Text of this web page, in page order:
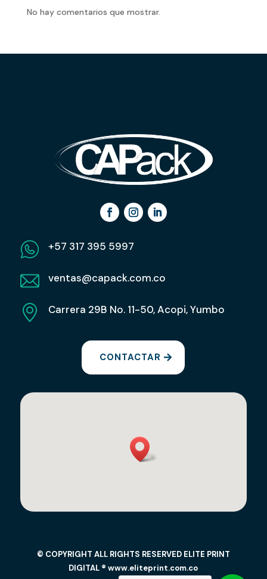
No hay comentarios que mostrar.
+57 317 395 5997
ventas@capack.com.co
Carrera 29B No. 11-50, Acopi, Yumbo
CONTACTAR
© COPYRIGHT ALL RIGHTS RESERVED ELITE PRINT
DIGITAL ® www.eliteprint.com.co